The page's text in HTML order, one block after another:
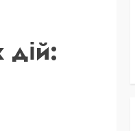
дій: